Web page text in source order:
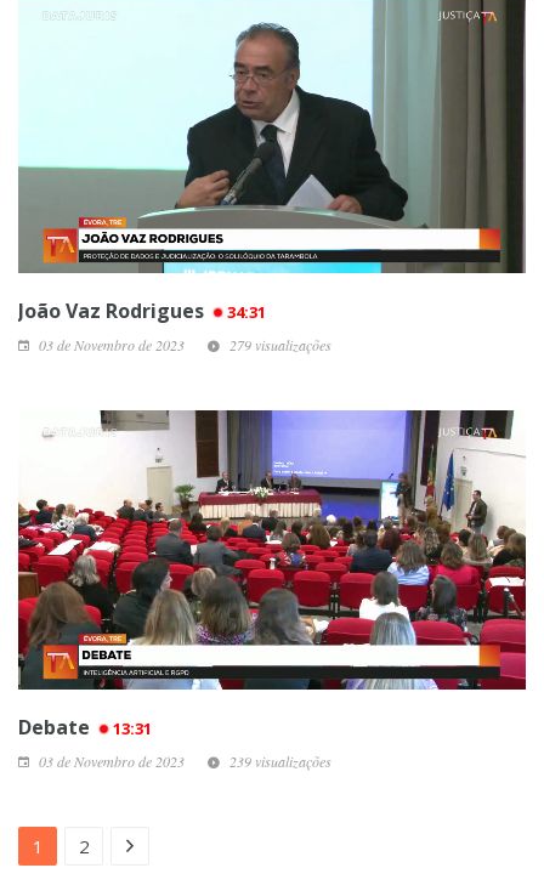
João Vaz Rodrigues 34:31
03 de Novembro de 2023 279 visualizações
Debate 13:31
03 de Novembro de 2023 239 visualizações
1 2